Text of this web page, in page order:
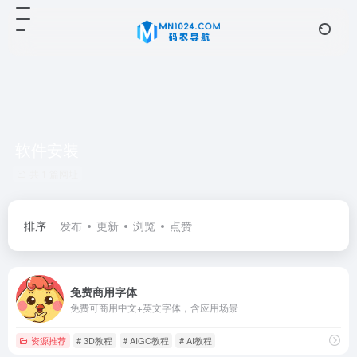
排序 发布 更新 浏览 点赞
免费商用字体
免费可商用中文+英文字体，含应用场景
资源推荐 # 3D教程 # AIGC教程 # AI教程